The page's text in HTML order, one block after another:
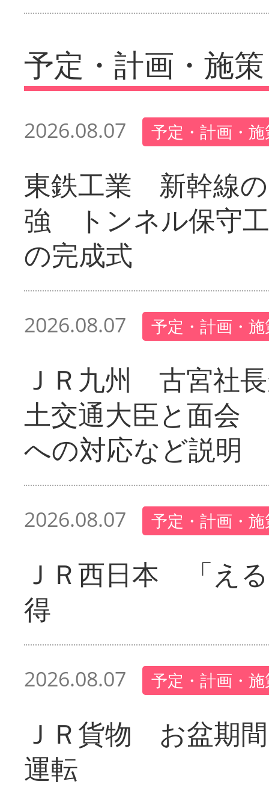
予定・計画・施策
2026.08.07 予定・計画・
東鉄工業 新幹線
強 トンネル保守
の完成式
2026.08.07 予定・計画・
ＪＲ九州 古宮社
土交通大臣と面会
への対応など説明
2026.08.07 予定・計画・
ＪＲ西日本 「え
得
2026.08.07 予定・計画・
ＪＲ貨物 お盆期
運転